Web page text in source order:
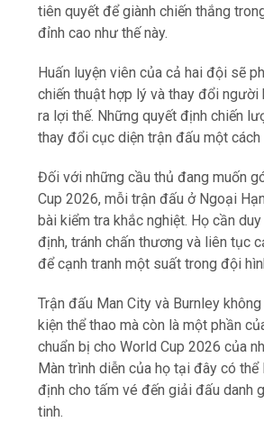
tiên quyết để giành chiến thắng
đỉnh cao như thế này.
Huấn luyện viên của cả hai đội sẽ
chiến thuật hợp lý và thay đổi
ra lợi thế. Những quyết định chiến
thay đổi cục diện trận đấu một cách
Đối với những cầu thủ đang muốn
Cup 2026, mỗi trận đấu ở Ngoại
bài kiểm tra khắc nghiệt. Họ cần
định, tránh chấn thương và liên tục
để cạnh tranh một suất trong đội
Trận đấu Man City và Burnley
kiện thể thao mà còn là một phần
chuẩn bị cho World Cup 2026 của
Màn trình diễn của họ tại đây có thể
định cho tấm vé đến giải đấu danh
tinh.